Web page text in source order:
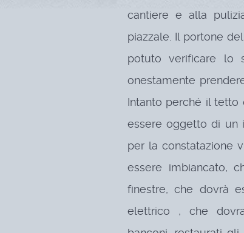
cantiere e alla
piazzale. Il portone
potuto verificare lo
onestamente
Intanto perché il tetto
essere oggetto di un
per la constatazione
essere imbiancato,
finestre, che dovrà
elettrico , che